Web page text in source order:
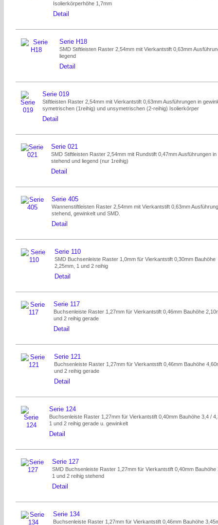
Isolierkörperhöhe 1,7mm
Detail
Serie H18
SMD Stiftleisten Raster 2,54mm mit Vierkantstift 0,63mm
liegend
Detail
Serie 019
Stiftleisten Raster 2,54mm mit Vierkantstift 0,63mm Ausführungen in
symetrischen (1reihig) und unsymetrischen (2-reihig) Isolierkörper
Detail
Serie 021
SMD Stiftleisten Raster 2,54mm mit Rundstift 0,47mm Ausführungen in
stehend und liegend (nur 1reihig)
Detail
Serie 405
Wannenstiftleisten Raster 2,54mm mit Vierkantstift 0,63mm
stehend, gewinkelt und SMD.
Detail
Serie 110
SMD Buchsenleiste Raster 1,0mm für Vierkantstift 0,30mm Bauhöhe
2,25mm, 1 und 2 reihig
Detail
Serie 117
Buchsenleiste Raster 1,27mm für Vierkantstift 0,46mm Bauhöhe
und 2 reihig gerade
Detail
Serie 121
Buchsenleiste Raster 1,27mm für Vierkantstift 0,46mm Bauhöhe
und 2 reihig gerade
Detail
Serie 124
Buchsenleiste Raster 1,27mm für Vierkantstift 0,40mm Bauhöhe 3,4 /
1 und 2 reihig gerade u. gewinkelt
Detail
Serie 127
SMD Buchsenleiste Raster 1,27mm für Vierkantstift 0,40mm Bauhöhe
1 und 2 reihig stehend
Detail
Serie 134
Buchsenleiste Raster 1,27mm für Vierkantstift 0,46mm Bauhöhe